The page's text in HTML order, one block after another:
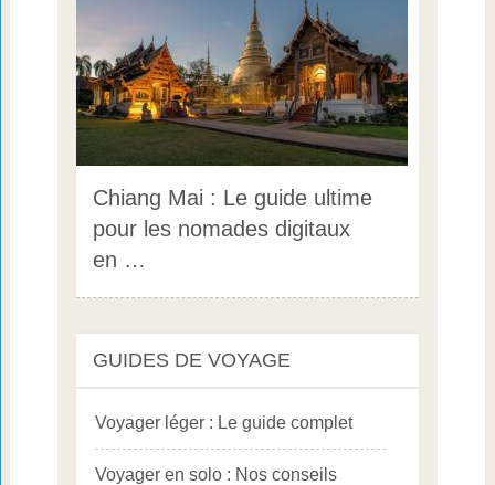
Chiang Mai : Le guide ultime
pour les nomades digitaux
en …
GUIDES DE VOYAGE
Voyager léger : Le guide complet
Voyager en solo : Nos conseils